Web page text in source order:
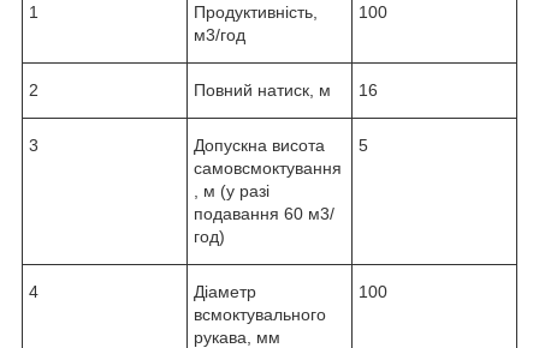
1
Продуктивність,
м3/год
100
2 Повний натиск, м 16
3
Допускна висота
самовсмоктування
, м (у разі
подавання 60 м3/
год)
5
4
Діаметр
всмоктувального
рукава, мм
100